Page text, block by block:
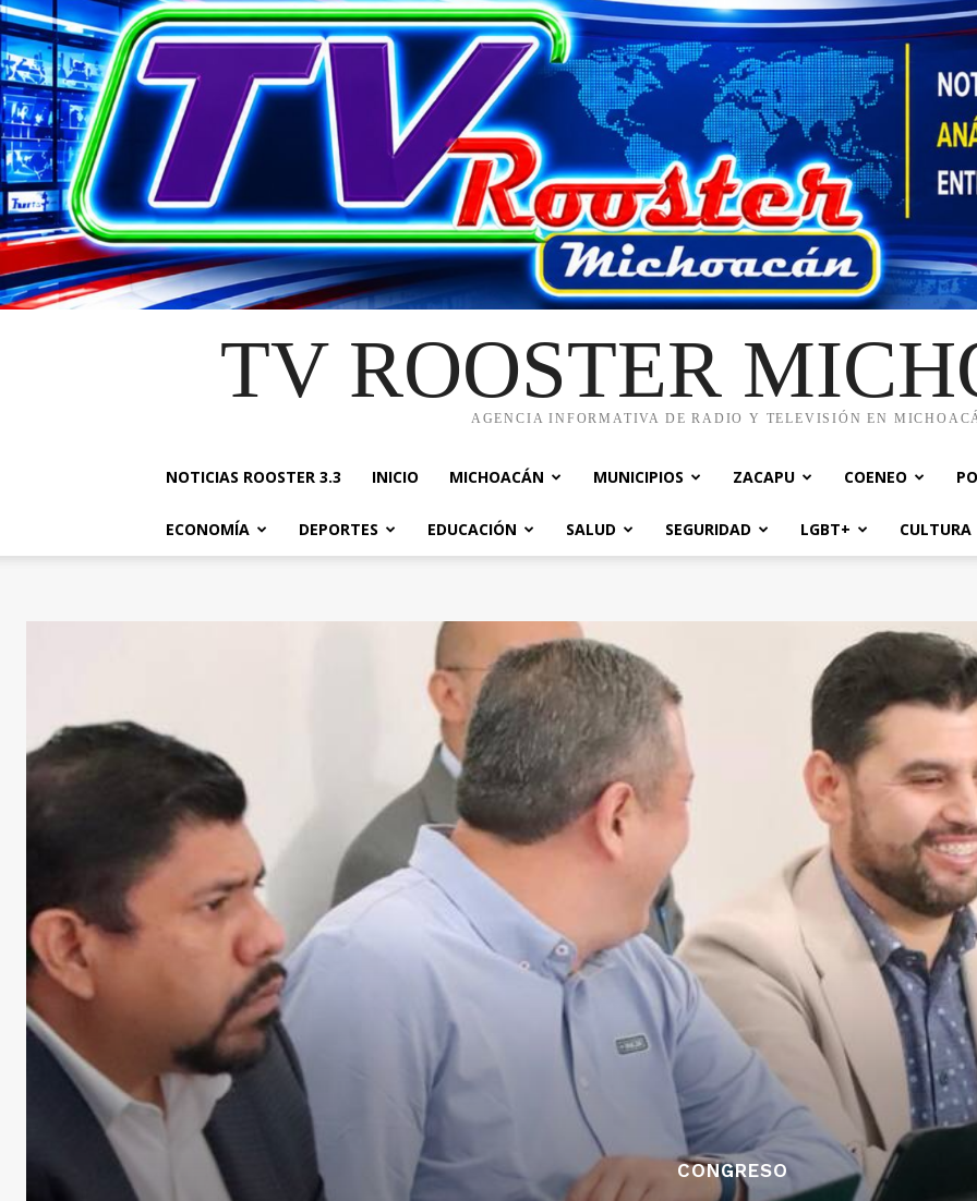
TV ROOSTER
AGENCIA INFORMATIVA DE RADIO Y TELEVISIÓN EN
NOTICIAS ROOSTER 3.3 INICIO MICHOACÁN MUNICIPIOS ZACAPU COENEO
ECONOMÍA DEPORTES EDUCACIÓN SALUD SEGURIDAD LGBT+ CULTURA
CONGRESO